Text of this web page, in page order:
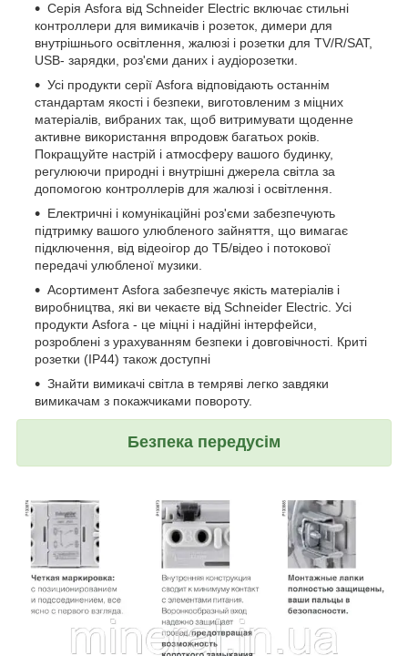
Серія Asfora від Schneider Electric включає стильні
контроллери для вимикачів і розеток, димери для
внутрішнього освітлення, жалюзі і розетки для TV/R/SAT,
USB- зарядки, роз'єми даних і аудіорозетки.
Усі продукти серії Asfora відповідають останнім
стандартам якості і безпеки, виготовленим з міцних
матеріалів, вибраних так, щоб витримувати щоденне
активне використання впродовж багатьох років.
Покращуйте настрій і атмосферу вашого будинку,
регулюючи природні і внутрішні джерела світла за
допомогою контроллерів для жалюзі і освітлення.
Електричні і комунікаційні роз'єми забезпечують
підтримку вашого улюбленого зайняття, що вимагає
підключення, від відеоігор до ТБ/відео і потокової
передачі улюбленої музики.
Асортимент Asfora забезпечує якість матеріалів і
виробництва, які ви чекаєте від Schneider Electric. Усі
продукти Asfora - це міцні і надійні інтерфейси,
розроблені з урахуванням безпеки і довговічності. Криті
розетки (IP44) також доступні
Знайти вимикачі світла в темряві легко завдяки
вимикачам з покажчиками повороту.
Безпека передусім